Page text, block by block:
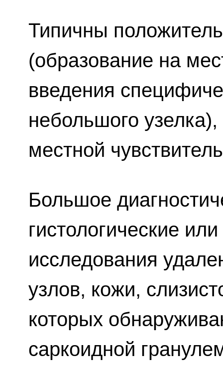
Типичны
(образование на
введения
небольшого
местной
Большое
гистологические
исследования
узлов, кожи,
которых
саркоидной